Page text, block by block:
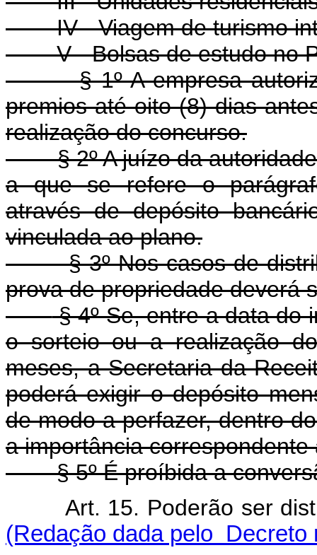
IV - Viagem de turismo
V - Bolsas de estudo no
§ 1º A empresa
premios até oito (8) dias
realização do concurso.
§ 2º A juízo da autoridade
a que se refere o
através de depósito
vinculada ao plano.
§ 3º Nos casos de
prova de propriedade deverá
§ 4º Se, entre a data do
o sorteio ou a realização
meses, a Secretaria da
poderá exigir o depósito
de modo a perfazer, dentro
a importância correspondente
§ 5º É proíbida a
Art. 15. Poderão ser
(Redação dada pelo Decreto